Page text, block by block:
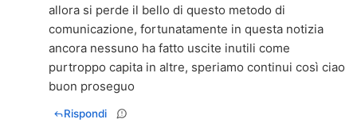
allora si perde il bello di questo metodo di
comunicazione, fortunatamente in questa notizia
ancora nessuno ha fatto uscite inutili come
purtroppo capita in altre, speriamo continui così ciao
buon proseguo
Rispondi